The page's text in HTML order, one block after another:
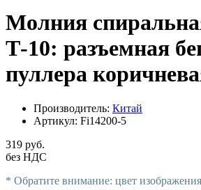
Молния
Т-10: разъемная
пуллера
Производитель: Китай
Артикул: Fi14200-5
319 руб.
без НДС
* Обратите внимание: цвет